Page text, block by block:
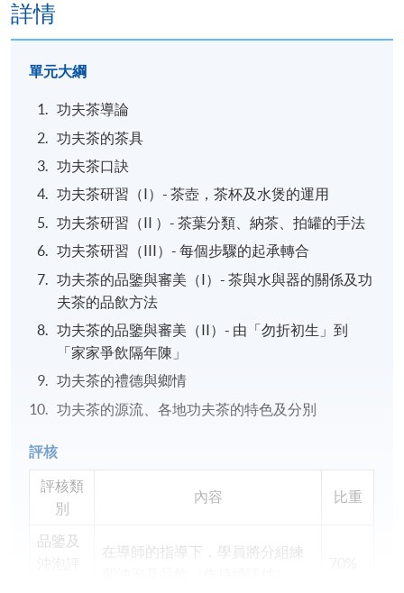
詳情
單元大綱
功夫茶導論
功夫茶的茶具
功夫茶口訣
功夫茶研習（I）- 茶壺，茶杯及水煲的運用
功夫茶研習（II ）- 茶葉分類、納茶、拍罐的手法
功夫茶研習（III）- 每個步驟的起承轉合
功夫茶的品鑒與審美（I）- 茶與水與器的關係及功
夫茶的品飲方法
功夫茶的品鑒與審美（II）- 由「勿折初生」到
「家家爭飲隔年陳」
功夫茶的禮德與鄉情
功夫茶的源流、各地功夫茶的特色及分別
評核
評核類
別
內容 比重
品鑒及
在導師的指導下，學員將分組練